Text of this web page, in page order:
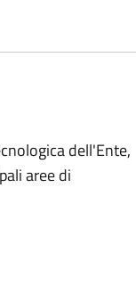
dell'Ente,
aree di